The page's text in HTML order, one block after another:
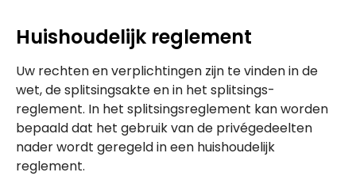
Huishoudelijk reglement
Uw rechten en verplichtingen zijn te vinden in de
wet, de splitsingsakte en in het splitsings-
reglement. In het splitsingsreglement kan worden
bepaald dat het gebruik van de privégedeelten
nader wordt geregeld in een huishoudelijk
reglement.